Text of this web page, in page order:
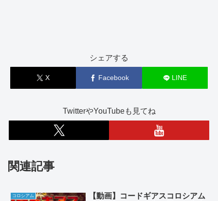
シェアする
X Facebook LINE
TwitterやYouTubeも見てね
関連記事
コロシアム
【動画】コードギアスコロシアム